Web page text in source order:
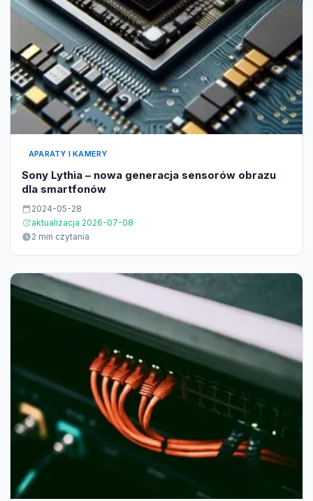
APARATY I KAMERY
Sony Lythia – nowa generacja sensorów obrazu
dla smartfonów
2024-05-28
aktualizacja 2026-07-08
2 min czytania